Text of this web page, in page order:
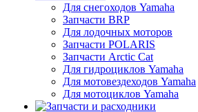
Для снегоходов Yamaha
Запчасти BRP
Для лодочных моторов
Запчасти POLARIS
Запчасти Arctic Cat
Для гидроциклов Yamaha
Для мотовездеходов Yamaha
Для мотоциклов Yamaha